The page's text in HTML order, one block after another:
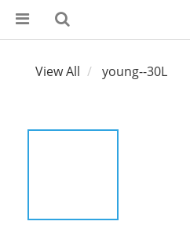
View All young--30L